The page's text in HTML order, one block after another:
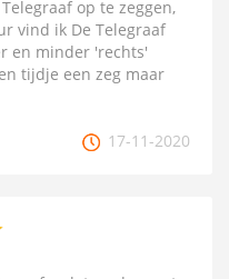
op te zeggen,
vind ik De Telegraaf
en minder 'rechts'
tijdje een zeg maar
17-11-2020